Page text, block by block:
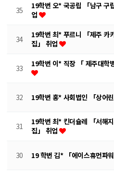
35
19학번 오* 국공립 「남구 구
업
34
19학번 최* 푸르니 「제주 카
집」 취업
33 19학번 이* 직장 「 제주대학
32 19학번 홍* 사회법인 「상어
31
19학번 최* 킨더슐레 「서해
집」 취업
30 19 학번 김* 「에이스휴먼파